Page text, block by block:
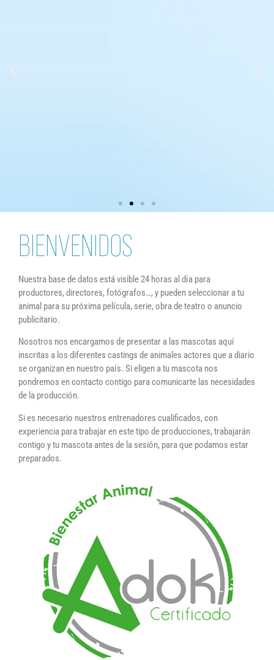
BIENVENIDOS
Nuestra base de datos está visible 24 horas al día para
productores, directores, fotógrafos…, y pueden seleccionar a tu
animal para su próxima película, serie, obra de teatro o anuncio
publicitario.
Nosotros nos encargamos de presentar a las mascotas aquí
inscritas a los diferentes castings de animales actores que a diario
se organizan en nuestro país. Si eligen a tu mascota nos
pondremos en contacto contigo para comunicarte las necesidades
de la producción.
Si es necesario nuestros entrenadores cualificados, con
experiencia para trabajar en este tipo de producciones, trabajarán
contigo y tu mascota antes de la sesión, para que podamos estar
preparados.